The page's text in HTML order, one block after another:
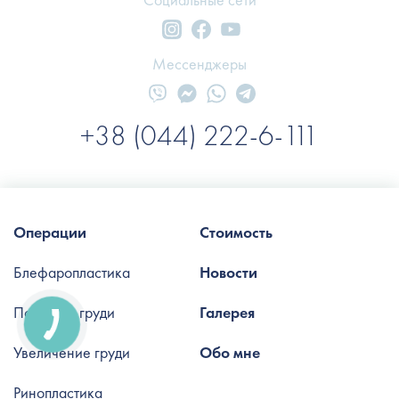
+38 (044) 222-6-111
Мессенджеры
Стоимость
Новости
Галерея
Обо мне
Операции
Блефаропластика
Подтяжка груди
Увеличение груди
Ринопластика